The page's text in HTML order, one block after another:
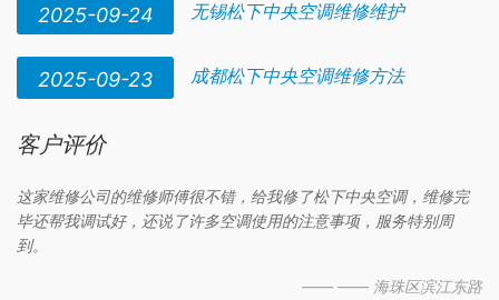
2025-09-24 无锡松下中央空调维修维护
2025-09-23 成都松下中央空调维修方法
客户评价
这家维修公司的维修师傅很不错，给我修了松下中央空调，维修完
毕还帮我调试好，还说了许多空调使用的注意事项，服务特别周
到。
—— —— 海珠区滨江东路